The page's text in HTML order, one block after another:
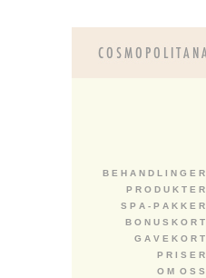
B E H A N D L I N G E R
P R O D U K T E R
S P A - P A K K E R
B O N U S K O R T
G A V E K O R T
P R I S E R
O M O S S